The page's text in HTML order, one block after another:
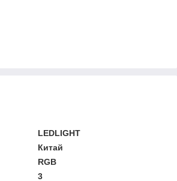
LEDLIGHT
Китай
RGB
3